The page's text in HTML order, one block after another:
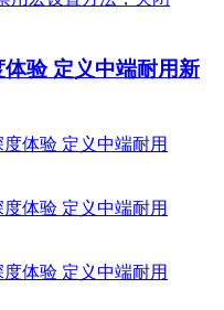
验 定义中端耐用新